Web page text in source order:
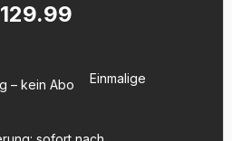
129.99
Einmalige